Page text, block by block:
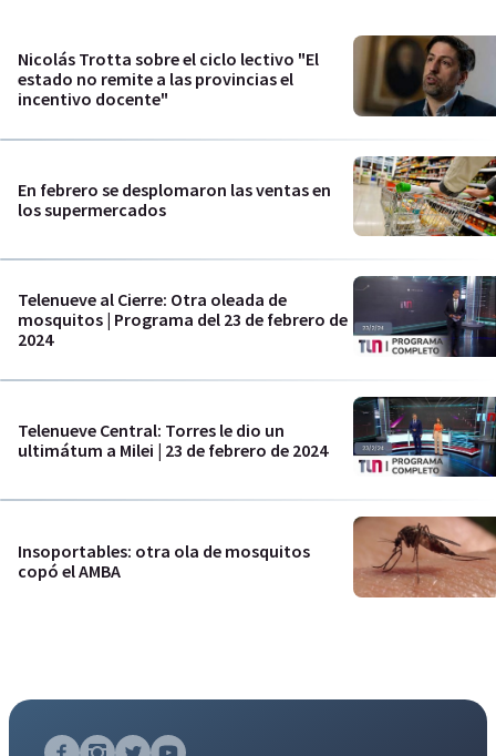
Nicolás Trotta sobre el ciclo lectivo "El
estado no remite a las provincias el
incentivo docente"
En febrero se desplomaron las ventas en
los supermercados
Telenueve al Cierre: Otra oleada de
mosquitos | Programa del 23 de febrero de
2024
Telenueve Central: Torres le dio un
ultimátum a Milei | 23 de febrero de 2024
Insoportables: otra ola de mosquitos
copó el AMBA